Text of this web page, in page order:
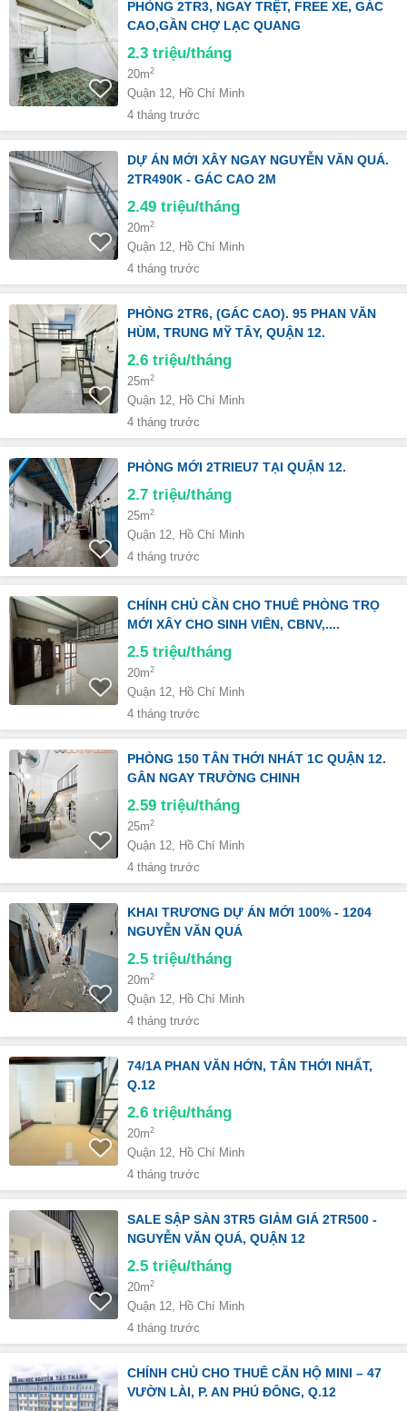
PHÒNG 2TR3, NGAY TRỆT, FREE XE, GÁC
CAO,GẦN CHỢ LẠC QUANG
2.3 triệu/tháng
20m2
Quận 12, Hồ Chí Minh
4 tháng trước
DỰ ÁN MỚI XÂY NGAY NGUYỄN VĂN QUÁ.
2TR490K - GÁC CAO 2M
2.49 triệu/tháng
20m2
Quận 12, Hồ Chí Minh
4 tháng trước
PHÒNG 2TR6, (GÁC CAO). 95 PHAN VĂN
HÙM, TRUNG MỸ TÂY, QUẬN 12.
2.6 triệu/tháng
25m2
Quận 12, Hồ Chí Minh
4 tháng trước
PHÒNG MỚI 2TRIEU7 TẠI QUẬN 12.
2.7 triệu/tháng
25m2
Quận 12, Hồ Chí Minh
4 tháng trước
CHÍNH CHỦ CẦN CHO THUÊ PHÒNG TRỌ
MỚI XÂY CHO SINH VIÊN, CBNV,....
2.5 triệu/tháng
20m2
Quận 12, Hồ Chí Minh
4 tháng trước
PHÒNG 150 TÂN THỚI NHÁT 1C QUẬN 12.
GÂN NGAY TRƯỜNG CHINH
2.59 triệu/tháng
25m2
Quận 12, Hồ Chí Minh
4 tháng trước
KHAI TRƯƠNG DỰ ÁN MỚI 100% - 1204
NGUYỄN VĂN QUÁ
2.5 triệu/tháng
20m2
Quận 12, Hồ Chí Minh
4 tháng trước
74/1A PHAN VĂN HỚN, TÂN THỚI NHẤT,
Q.12
2.6 triệu/tháng
20m2
Quận 12, Hồ Chí Minh
4 tháng trước
SALE SẬP SÀN 3TR5 GIẢM GIÁ 2TR500 -
NGUYỄN VĂN QUÁ, QUẬN 12
2.5 triệu/tháng
20m2
Quận 12, Hồ Chí Minh
4 tháng trước
CHÍNH CHỦ CHO THUÊ CĂN HỘ MINI – 47
VƯỜN LÀI, P. AN PHÚ ĐÔNG, Q.12